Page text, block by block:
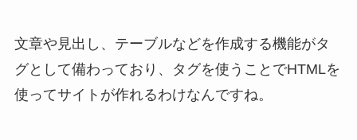
文章や見出し、テーブルなどを作成する機能がタ
グとして備わっており、タグを使うことでHTMLを
使ってサイトが作れるわけなんですね。